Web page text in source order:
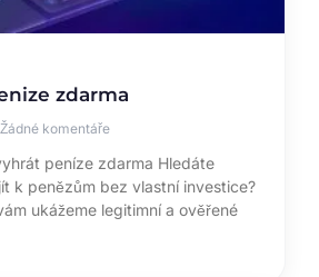
zdarma
Žádné komentáře
peníze zdarma Hledáte
k penězům bez vlastní investice?
ukážeme legitimní a ověřené